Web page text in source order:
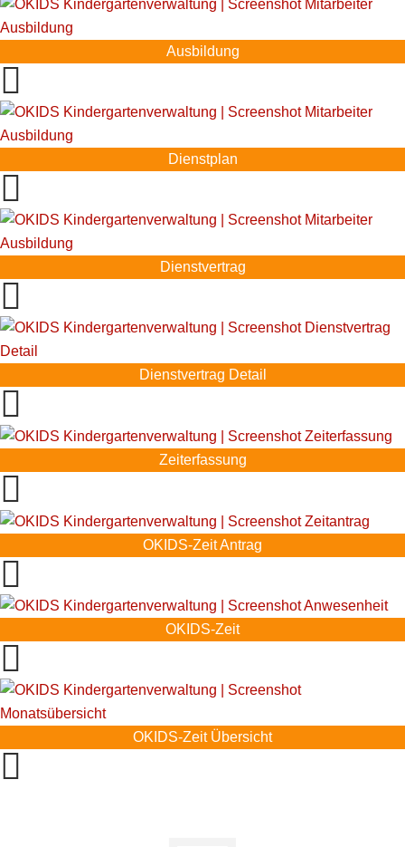
Ausbildung
Dienstplan
Dienstvertrag
Dienstvertrag Detail
Zeiterfassung
OKIDS-Zeit Antrag
OKIDS-Zeit
OKIDS-Zeit Übersicht